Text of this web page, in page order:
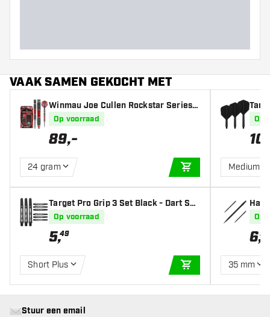
VAAK SAMEN GEKOCHT MET
Winmau Joe Cullen Rockstar Series R
S 1.0 90% - Dartpijlen
Op voorraad
89,-
24 gram
IN WINKELWAGEN
Target Pro Grip 3 Set Black - Dart Sha
fts
Op voorraad
5,49
Short Plus
IN WINKELWAGEN
Op
10
Medium
Op
6,95
35 mm
Stuur een email